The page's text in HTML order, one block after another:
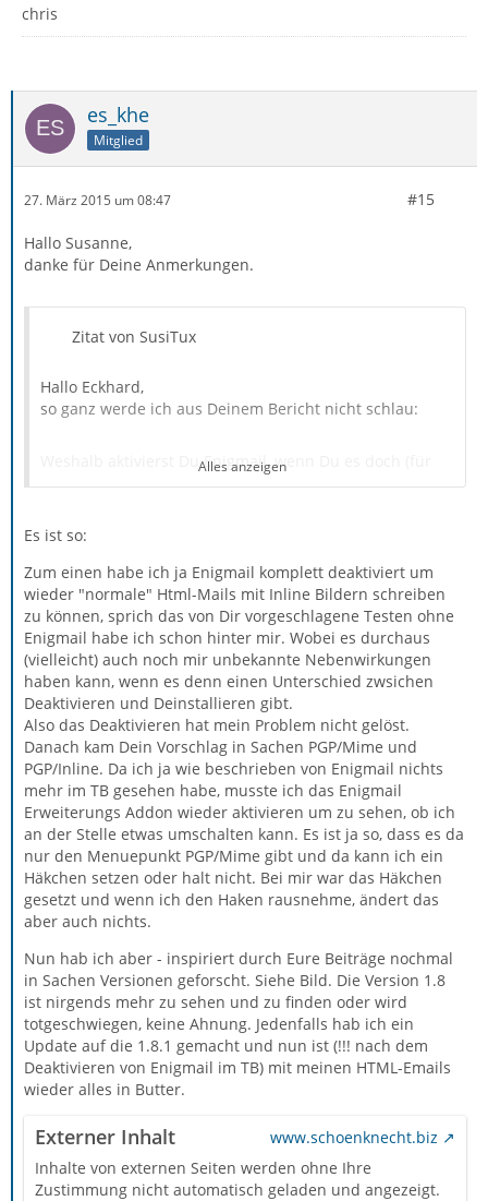
chris
es_khe
Mitglied
27. März 2015 um 08:47 #15
Hallo Susanne,
danke für Deine Anmerkungen.
Zitat von SusiTux
Hallo Eckhard,
so ganz werde ich aus Deinem Bericht nicht schlau:
Weshalb aktivierst Du Enigmail, wenn Du es doch (für
den Moment) nicht benötigst? Wenn Du testen willst, ob
ohne dass Enigmail aktiv ist. Tritt das Problem dann
ebenfalls auf, dann hast Du bzw. der Empfänger den TB
vermutlich so eingestellt, dass er Anhänge nicht
eingebunden anzeigt. Siehe unter Menü -> Ansicht. Dort
musst Du außerdem einstellen, dass HTML-Mails auch
in HTML angezeigt werden.
Also, teste zunächst einmal ohne Enigmail. Wenn das
funktioniert, installiere Enigmail erneut und kontrolliere
die Einstellungen nochmals. Es kann sein, dass Enigmail
diese wieder umstellt, weil es standardmäßig auf
Textformat/INLINE eingestellt ist. Achte dann darauf, die
E-Mails in PGP/MIME zu versenden.
Zum Problem zwei, stehen noch die Antworten auf die
Fragen von oben aus. Solltest Du GnuPG 2.1 verwenden,
gehe besser zurück auf 2.0.27. Das ist die auch von
Werner empfohlene Version.
Gruß
Susanne
Nachtrag zum Zeilenumbruch: Hast Du vielleicht in
Enigmail eingestellt, dass bei HTML vor dem Senden
umgebrochen werden soll? Ich denke, dass ist die
Standardeinstellungen. Das müsstest Du anpassen.
Alles anzeigen
Es ist so:
Zum einen habe ich ja Enigmail komplett deaktiviert um
wieder "normale" Html-Mails mit Inline Bildern schreiben
zu können, sprich das von Dir vorgeschlagene Testen ohne
Enigmail habe ich schon hinter mir. Wobei es durchaus
(vielleicht) auch noch mir unbekannte Nebenwirkungen
haben kann, wenn es denn einen Unterschied zwsichen
Deaktivieren und Deinstallieren gibt.
Also das Deaktivieren hat mein Problem nicht gelöst.
Danach kam Dein Vorschlag in Sachen PGP/Mime und
PGP/Inline. Da ich ja wie beschrieben von Enigmail nichts
mehr im TB gesehen habe, musste ich das Enigmail
Erweiterungs Addon wieder aktivieren um zu sehen, ob ich
an der Stelle etwas umschalten kann. Es ist ja so, dass es da
nur den Menuepunkt PGP/Mime gibt und da kann ich ein
Häkchen setzen oder halt nicht. Bei mir war das Häkchen
gesetzt und wenn ich den Haken rausnehme, ändert das
aber auch nichts.
Nun hab ich aber - inspiriert durch Eure Beiträge nochmal
in Sachen Versionen geforscht. Siehe Bild. Die Version 1.8
ist nirgends mehr zu sehen und zu finden oder wird
totgeschwiegen, keine Ahnung. Jedenfalls hab ich ein
Update auf die 1.8.1 gemacht und nun ist (!!! nach dem
Deaktivieren von Enigmail im TB) mit meinen HTML-Emails
wieder alles in Butter.
Externer Inhalt
www.schoenknecht.biz
Inhalte von externen Seiten werden ohne Ihre
Zustimmung nicht automatisch geladen und angezeigt.